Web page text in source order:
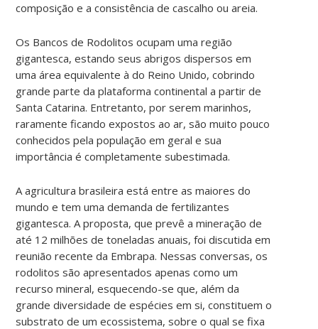
composição e a consistência de cascalho ou areia.
Os Bancos de Rodolitos ocupam uma região
gigantesca, estando seus abrigos dispersos em
uma área equivalente à do Reino Unido, cobrindo
grande parte da plataforma continental a partir de
Santa Catarina. Entretanto, por serem marinhos,
raramente ficando expostos ao ar, são muito pouco
conhecidos pela população em geral e sua
importância é completamente subestimada.
A agricultura brasileira está entre as maiores do
mundo e tem uma demanda de fertilizantes
gigantesca. A proposta, que prevê a mineração de
até 12 milhões de toneladas anuais, foi discutida em
reunião recente da Embrapa. Nessas conversas, os
rodolitos são apresentados apenas como um
recurso mineral, esquecendo-se que, além da
grande diversidade de espécies em si, constituem o
substrato de um ecossistema, sobre o qual se fixa